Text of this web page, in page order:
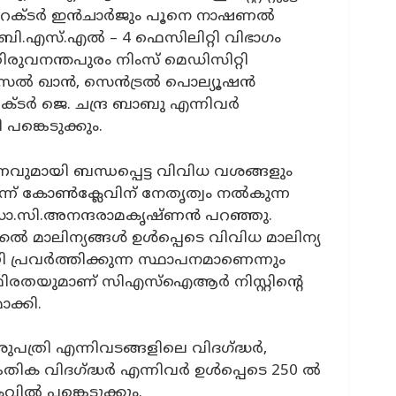
ഇന്‍ചാര്‍ജും പൂനെ നാഷണല്‍
– 4 ഫെസിലിറ്റി വിഭാഗം
നിംസ് മെഡിസിറ്റി
ഖാന്‍, സെന്‍ട്രല്‍ പൊല്യൂഷന്‍
ജെ. ചന്ദ്ര ബാബു എന്നിവര്‍
പങ്കെടുക്കും.
ബന്ധപ്പെട്ട വിവിധ വശങ്ങളും
കോൺക്ലേവിന് നേതൃത്വം നൽകുന്ന
പറഞ്ഞു.
ഉൾപ്പെടെ വിവിധ മാലിന്യ
സ്ഥാപനമാണെന്നും
സിഎസ്ഐആർ നിസ്റ്റിൻ്റെ
എന്നിവടങ്ങളിലെ വിദഗ്ദ്ധർ,
വിദഗ്ദ്ധർ എന്നിവർ ഉൾപ്പെടെ 250 ൽ